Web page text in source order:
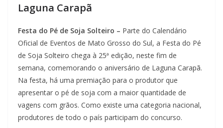
Laguna Carapã
Festa do Pé de Soja Solteiro – Parte do Calendário
Oficial de Eventos de Mato Grosso do Sul, a Festa do Pé
de Soja Solteiro chega à 25ª edição, neste fim de
semana, comemorando o aniversário de Laguna Carapã.
Na festa, há uma premiação para o produtor que
apresentar o pé de soja com a maior quantidade de
vagens com grãos. Como existe uma categoria nacional,
produtores de todo o país participam do concurso.